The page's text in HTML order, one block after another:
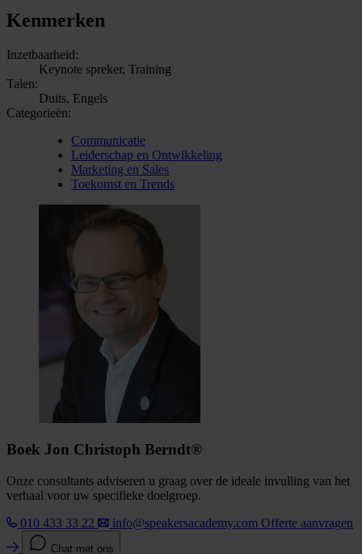
Kenmerken
Inzetbaarheid:
Keynote spreker, Training
Talen:
Duits, Engels
Categorieën:
Communicatie
Leiderschap en Ontwikkeling
Marketing en Sales
Toekomst en Trends
Boek Jon Christoph Berndt®
Onze consultants adviseren u graag over de ideale invulling van het
verhaal voor uw specifieke doelgroep.
010 433 33 22
info@speakersacademy.com Offerte aanvragen
Chat met ons